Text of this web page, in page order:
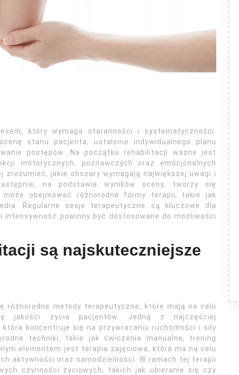
który wymaga staranności i systematyczności.
stanu pacjenta, ustalenie indywidualnego planu
postępów. Na początku rehabilitacji ważne jest
motorycznych, poznawczych oraz emocjonalnych
jakie obszary wymagają największej uwagi i
na podstawie wyników oceny, tworzy się
obejmować różnorodne formy terapii, takie jak
Regularne sesje terapeutyczne są kluczowe dla
powinny być dostosowane do możliwości
są najskuteczniejsze
różnorodne metody terapeutyczne, które mają na celu
jakości życia pacjentów. Jedną z najczęściej
koncentruje się na przywracaniu ruchomości i siły
techniki, takie jak ćwiczenia manualne, trening
elementem jest terapia zajęciowa, która ma na celu
aktywności oraz samodzielności. W ramach tej terapii
czynności życiowych, takich jak ubieranie się czy